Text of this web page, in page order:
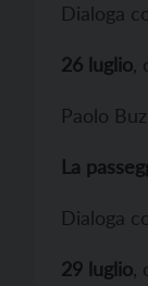
Dialoga
26 luglio
Paolo
La
Dialoga
29 luglio